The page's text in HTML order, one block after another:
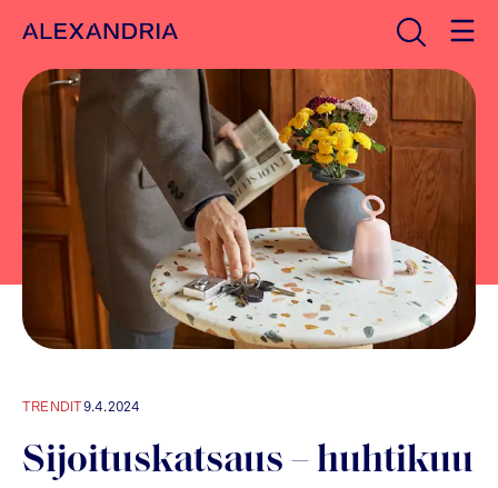
Etusivulle Avaa haku
TRENDIT9.4.2024
Sijoituskatsaus – huhtikuu